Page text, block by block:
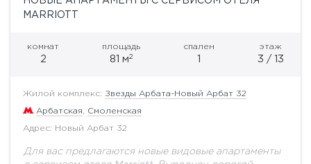
MARRIOTT
комнат
2
площадь
81 м2
спален
1
этаж
3 / 13
Жилой комплекс: Звезды Арбата-Новый Арбат 32
Арбатская Смоленская
Адрес: Новый Арбат 32
Для вас предлагаются новые видовые апартаменты